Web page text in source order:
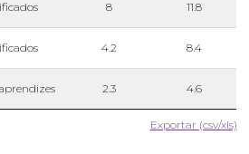
8 11.8
4.2 8.4
2.3 4.6
Exportar (csv/xls)